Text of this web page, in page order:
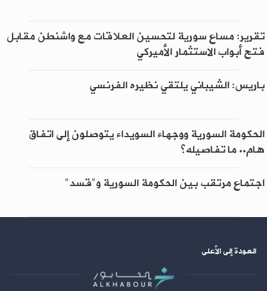
تقرير: مساع سورية لتحسين العلاقات مع واشنطن مقابل
فتح أبواب الاستثمار الأميركي
باريس: الشيباني يلتقي نظيره الفرنسي
الحكومة السورية ووجهاء السويداء يتوصلون إلى اتفاق
هام.. ما تفاصيله؟
اجتماع مرتقب بين الحكومة السورية و"قسد"
العودة إلى الأعلى